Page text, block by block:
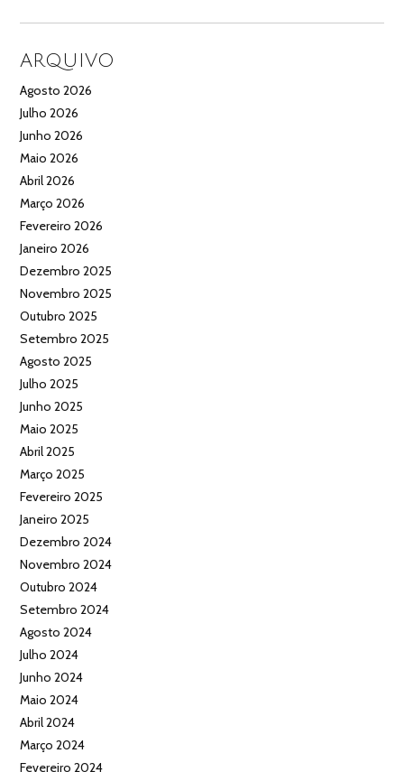
ARQUIVO
Agosto 2026
Julho 2026
Junho 2026
Maio 2026
Abril 2026
Março 2026
Fevereiro 2026
Janeiro 2026
Dezembro 2025
Novembro 2025
Outubro 2025
Setembro 2025
Agosto 2025
Julho 2025
Junho 2025
Maio 2025
Abril 2025
Março 2025
Fevereiro 2025
Janeiro 2025
Dezembro 2024
Novembro 2024
Outubro 2024
Setembro 2024
Agosto 2024
Julho 2024
Junho 2024
Maio 2024
Abril 2024
Março 2024
Fevereiro 2024